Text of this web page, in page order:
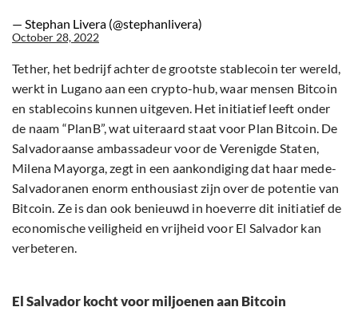
— Stephan Livera (@stephanlivera)
October 28, 2022
Tether, het bedrijf achter de grootste stablecoin ter wereld,
werkt in Lugano aan een crypto-hub, waar mensen Bitcoin
en stablecoins kunnen uitgeven. Het initiatief leeft onder
de naam “PlanB”, wat uiteraard staat voor Plan Bitcoin. De
Salvadoraanse ambassadeur voor de Verenigde Staten,
Milena Mayorga, zegt in een aankondiging dat haar mede-
Salvadoranen enorm enthousiast zijn over de potentie van
Bitcoin. Ze is dan ook benieuwd in hoeverre dit initiatief de
economische veiligheid en vrijheid voor El Salvador kan
verbeteren.
El Salvador kocht voor miljoenen aan Bitcoin